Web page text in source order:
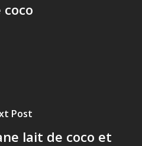
coco
Post
lait de coco et